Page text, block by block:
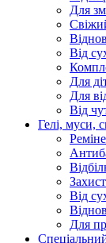
Для
Від
Для
Для
Від
Гелі, муси,
Від
Для